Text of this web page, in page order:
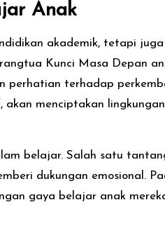
Anak
akademik, tetapi
Kunci Masa Depan
terhadap
menciptakan
belajar. Salah satu
dukungan emosional.
gaya belajar anak